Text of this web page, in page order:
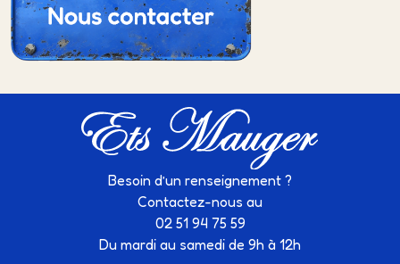
Besoin d’un renseignement ?
Contactez-nous au
02 51 94 75 59
Du mardi au samedi de 9h à 12h